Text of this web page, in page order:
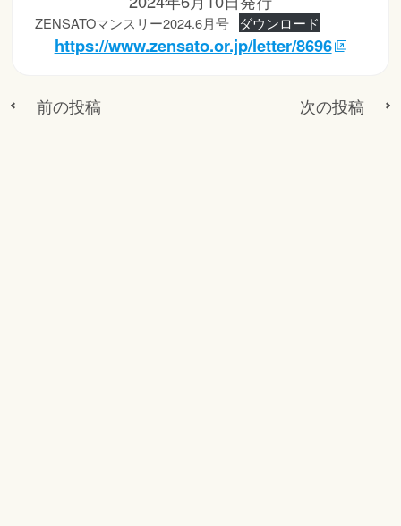
ZENSATOマンスリー2024.6月号 ダウンロード
https://www.zensato.or.jp/letter/8696
前の投稿 次の投稿